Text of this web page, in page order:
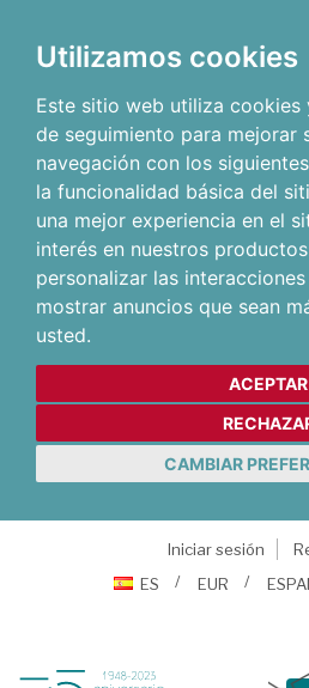
Utilizamos cookies
Este sitio web utiliza
de seguimiento para mejorar
navegación con los
la funcionalidad básica del
una mejor experiencia en el
interés en nuestros
personalizar las
mostrar anuncios que sean
usted.
ACEPTAR
CAMBIAR
Iniciar sesión
ES
EUR